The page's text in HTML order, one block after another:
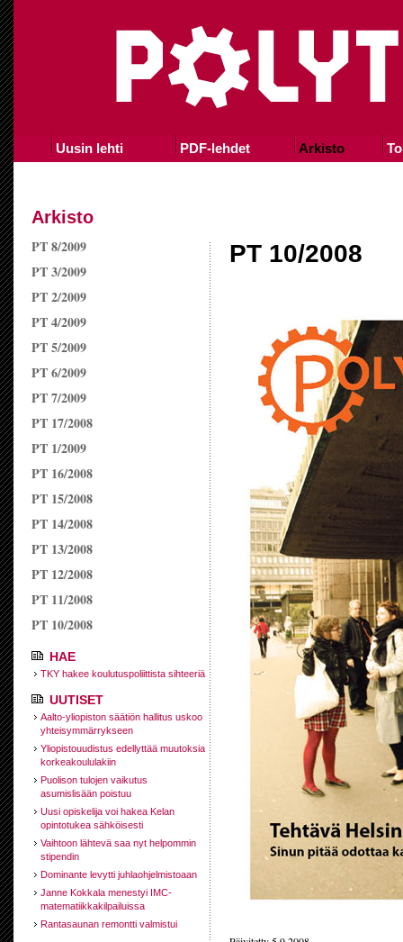
Uusin lehti PDF-lehdet Arkisto
Arkisto
PT 8/2009
PT 3/2009
PT 2/2009
PT 4/2009
PT 5/2009
PT 6/2009
PT 7/2009
PT 17/2008
PT 1/2009
PT 16/2008
PT 15/2008
PT 14/2008
PT 13/2008
PT 12/2008
PT 11/2008
PT 10/2008
HAE
TKY hakee koulutuspoliittista sihteeriä
UUTISET
Aalto-yliopiston säätiön hallitus uskoo
yhteisymmärrykseen
Yliopistouudistus edellyttää muutoksia
korkeakoululakiin
Puolison tulojen vaikutus
asumislisään poistuu
Uusi opiskelija voi hakea Kelan
opintotukea sähköisesti
Vaihtoon lähtevä saa nyt helpommin
stipendin
Dominante levytti juhlaohjelmistoaan
Janne Kokkala menestyi IMC-
matematiikkakilpailuissa
Rantasaunan remontti valmistui
PT 10/2008